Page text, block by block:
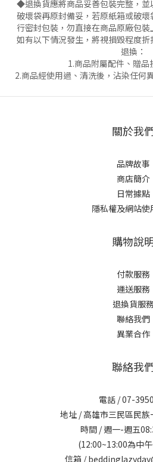
◆退換貨應將商品妥善包裝完整，並
破壞袋再原封備妥，若原紙箱或破
行密封包裝，勿直接在商品原廠包裝
如有以下情況發生，將視損毀程度
退換：
1.商品附屬配件、贈
2.商品經使用過、清洗後，沾染任何
關於我
品牌故事
商店簡介
日常據點
隱私權及網站使
購物說
付款服務
運送服務
退換貨服務
聯絡我們
異業合作
聯絡我
電話 / 07-
地址 / 高雄市三民區民
時間 / 週一-週五
(12:00~13:00為中
信箱 /